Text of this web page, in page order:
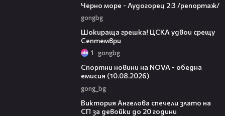
Черно море - Лудогорец 2:3 /репортаж/
gongbg
Шокираща грешка! ЦСКА удвои срещу
Септември
1 gongbg
Спортни новини на NOVA - обедна
емисия (10.08.2026)
gong_bg
Виктория Ангелова спечели злато на
СП за девойки до 20 години